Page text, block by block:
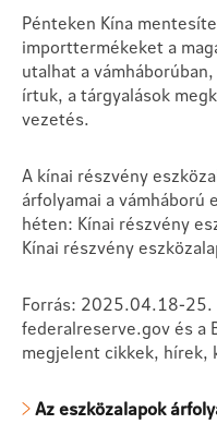
Pénteken Kína
importtermékeket a
utalhat a
írtuk, a tárgyalások
vezetés.
A kínai részvény
árfolyamai a
héten: Kínai részvény
Kínai részvény
Forrás: 2025.04.18-25.
federalreserve.gov és a
megjelent cikkek, hírek,
Az eszközalapok